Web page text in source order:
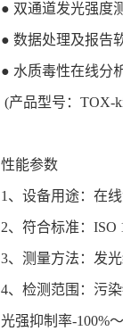
● 双通道发光强度
● 数据处理及报告
● 水质毒性在线分
(产品型号：TOX-
性能参数
1、设备用途：在
2、符合标准：ISO
3、测量方法：发
4、检测范围：污染
光强抑制率-100%～